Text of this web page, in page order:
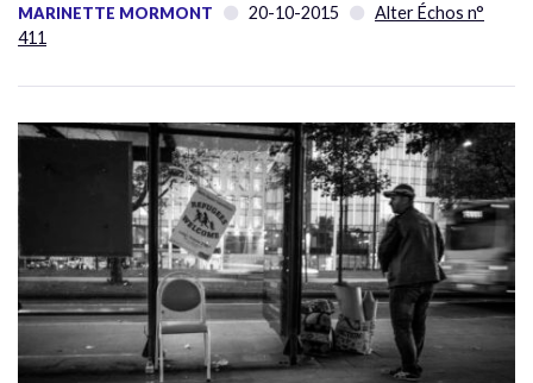
MARINETTE MORMONT 20-10-2015
Alter Échos n°
411